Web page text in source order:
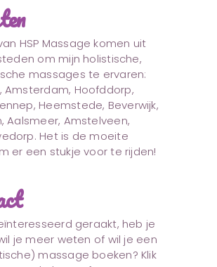
HSP Massage komen uit
om mijn holistische,
massages te ervaren:
Amsterdam, Hoofddorp,
Heemstede, Beverwijk,
Aalsmeer, Amstelveen,
Het is de moeite
er een stukje voor te rijden!
geraakt, heb je
je meer weten of wil je een
massage boeken? Klik